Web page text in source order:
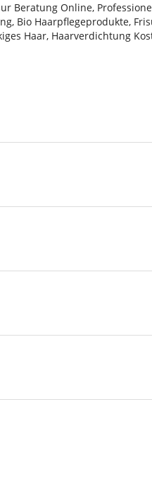
Beratung Online,
Bio Haarpflegeprodukte,
Haar, Haarverdichtung